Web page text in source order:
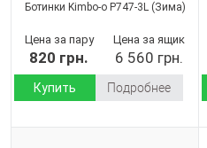
Ботинки Kimbo-o P747-3L(Зима)
Цена за пару
820 грн.
Цена за ящик
6 560 грн.
Купить Подробнее